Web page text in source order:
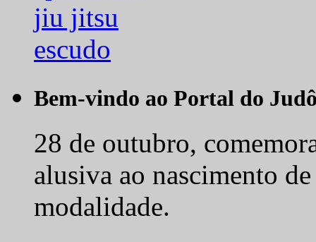
Bem-vindo ao Portal do
28 de outubro,
alusiva ao nascimento
modalidade.